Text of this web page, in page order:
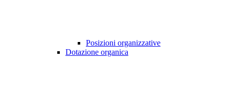
Posizioni organizzative
Dotazione organica